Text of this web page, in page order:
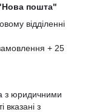
"Нова пошта"
відділенні
+ 25
з юридичними
вказані з